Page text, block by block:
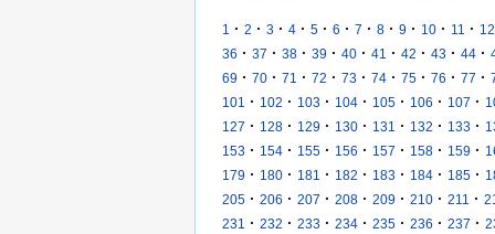
1 · 2 · 3 · 4 · 5 · 6 · 7 · 8 · 9 · 10 · 11 · 12
36 · 37 · 38 · 39 · 40 · 41 · 42 · 43 · 44 ·
69 · 70 · 71 · 72 · 73 · 74 · 75 · 76 · 77 ·
101
· 102 · 103 · 104 · 105 · 106 · 107 ·
127 · 128 · 129 · 130 · 131 · 132 · 133 ·
153 · 154 · 155 · 156 · 157 · 158 · 159 ·
179 · 180 · 181 · 182 · 183 · 184 · 185 ·
205 · 206 · 207 · 208 · 209 · 210 · 211 ·
231
· 232 · 233 · 234 · 235 · 236 · 237 ·